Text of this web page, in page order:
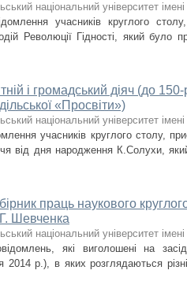
національний університет
учасників круглого
Революції Гідності, який було
і громадський діяч (до
«Просвіти»)
національний університет
учасників круглого столу,
від дня народження К.Солухи,
праць наукового
Шевченка
національний університет
які виголошені на
2014 р.), в яких розглядаються